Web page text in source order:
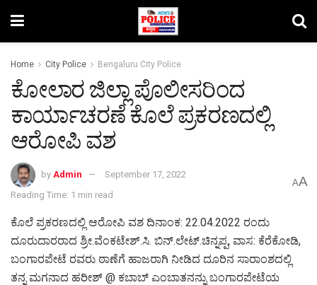
Home City Police Bengaluru City Police
ಕೋಲಾರ ಜಿಲ್ಲಾ ಪೊಲೀಸರಿಂದ
ಕಾರ್ಯಾಚರಣೆ ಕೊಲೆ ಪ್ರಕರಣದಲ್ಲಿ
ಆರೋಪಿ ವಶ
by Admin
September 17, 2022
Reading Time: 1 min read
AA
ಕೊಲೆ ಪ್ರಕರಣದಲ್ಲಿ ಆರೋಪಿ ವಶ ದಿನಾಂಕ: 22.04.2022 ರಂದು
ದೂರುದಾರರಾದ ಶ್ರೀ.ವೆಂಕಟೇಶ್.ಸಿ. ಬಿನ್.ಲೇಟ್.ಚಿನ್ನಪ್ಪ, ವಾಸ: ಕೆರೆಕೋಡಿ,
ಬಂಗಾರಪೇಟೆ ರವರು ಠಾಣೆಗೆ ಹಾಜರಾಗಿ ನೀಡಿದ ದೂರಿನ ಸಾರಾಂಶದಲ್ಲಿ
ತನ್ನ ಮಗನಾದ ಹರೀಶ್ @ ಕಬಾಬ್ ಎಂಬಾತನನ್ನು ಬಂಗಾರಪೇಟೆಯ